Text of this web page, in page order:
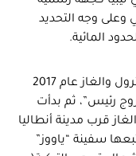
وعلى وجه التحديد
المائية.
كانت تركيا قد بدأت جهود التنقيب عن البترول والغاز عام 2017
رئيس”، ثم بدأت
قرب مدينة أنطاليا
تشرين الثاني/نوفمبر 2018، لتتبعها سفينة “ياووز”